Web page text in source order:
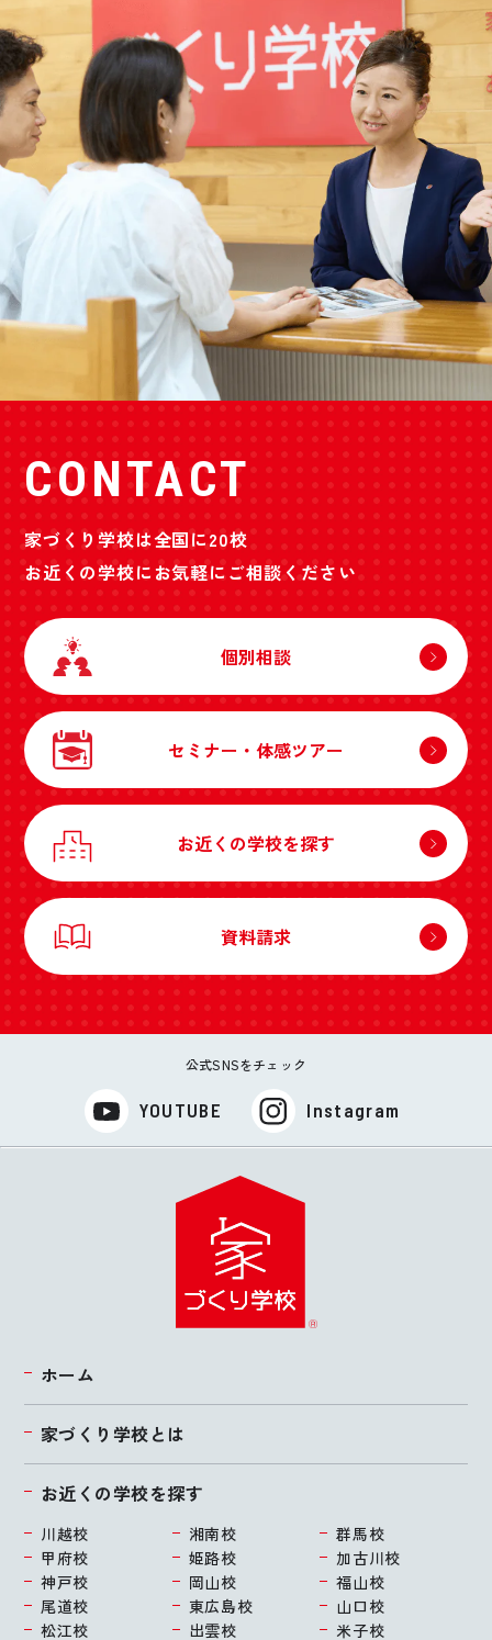
CONTACT
家づくり学校は全国に20校
お近くの学校にお気軽にご相談ください
個別相談
セミナー・体感ツアー
お近くの学校を探す
資料請求
公式SNSをチェック
YOUTUBE Instagram
ホーム
家づくり学校とは
お近くの学校を探す
川越校 湘南校
群馬校
甲府校
姫路校
加古川校
神戸校
岡山校
福山校
尾道校
東広島校
山口校
松江校
出雲校 米子校